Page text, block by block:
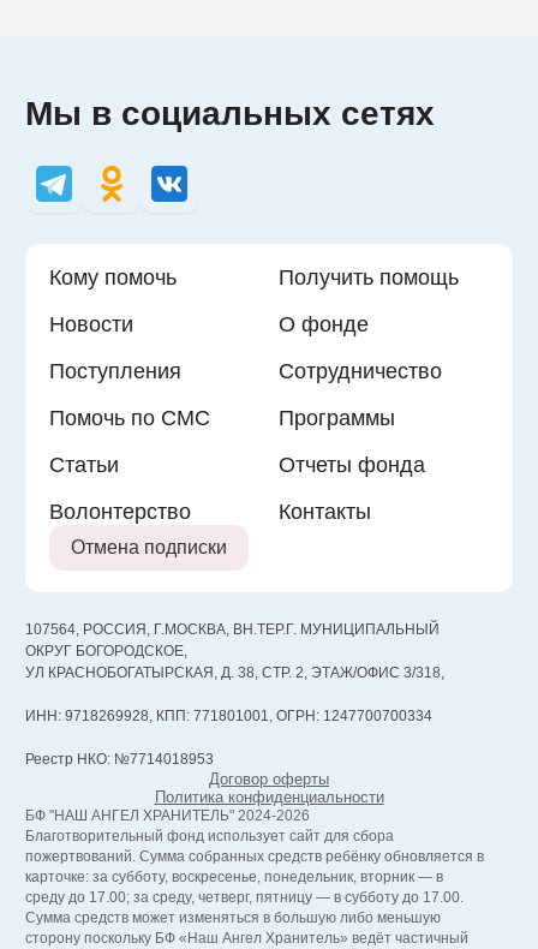
Мы в социальных сетях
Кому помочь
Получить помощь
Новости
О фонде
Поступления
Сотрудничество
Помочь по СМС
Программы
Статьи
Отчеты фонда
Волонтерство
Контакты
Отмена подписки
107564, РОССИЯ, Г.МОСКВА, ВН.ТЕР.Г. МУНИЦИПАЛЬНЫЙ
ОКРУГ БОГОРОДСКОЕ,
УЛ КРАСНОБОГАТЫРСКАЯ, Д. 38, СТР. 2, ЭТАЖ/ОФИС 3/318,
ИНН: 9718269928, КПП: 771801001, ОГРН: 1247700700334
Реестр НКО: №7714018953
Договор оферты
Политика конфиденциальности
БФ "НАШ АНГЕЛ ХРАНИТЕЛЬ" 2024-2026
Благотворительный фонд использует сайт для сбора
пожертвований. Сумма собранных средств ребёнку обновляется в
карточке: за субботу, воскресенье, понедельник, вторник — в
среду до 17.00; за среду, четверг, пятницу — в субботу до 17.00.
Сумма средств может изменяться в большую либо меньшую
сторону поскольку БФ «Наш Ангел Хранитель» ведёт частичный